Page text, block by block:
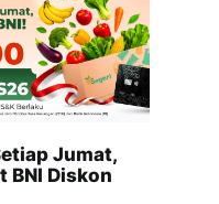
Jumat,
BNI Diskon